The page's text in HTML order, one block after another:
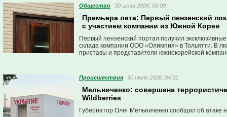
Общество 30 июля 2026, 06:00
Премьера лета: Первый пензенский
с участием компании из Южной Кореи
Первый пензенский портал получил
склада компании ООО «Олимпия» в Тольятти. В
приставы и представители южнокорейской
Проиcшествия 30 июля 2026, 04:31
Мельниченко: совершена
Wildberries
Губернатор Олег Мельниченко сообщил об атаке